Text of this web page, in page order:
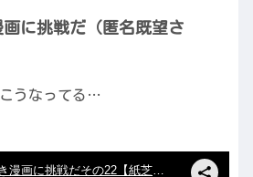
に挑戦だ（匿名既望さ
うなってる…